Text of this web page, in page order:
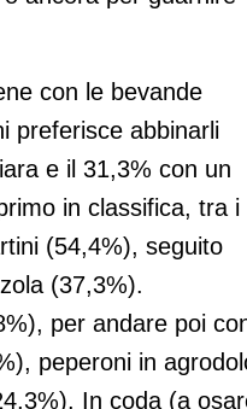
con le bevande
preferisce abbinarli
e il 31,3% con un
in classifica, tra i
(54,4%), seguito
(37,3%).
per andare poi
peperoni in
In coda (a